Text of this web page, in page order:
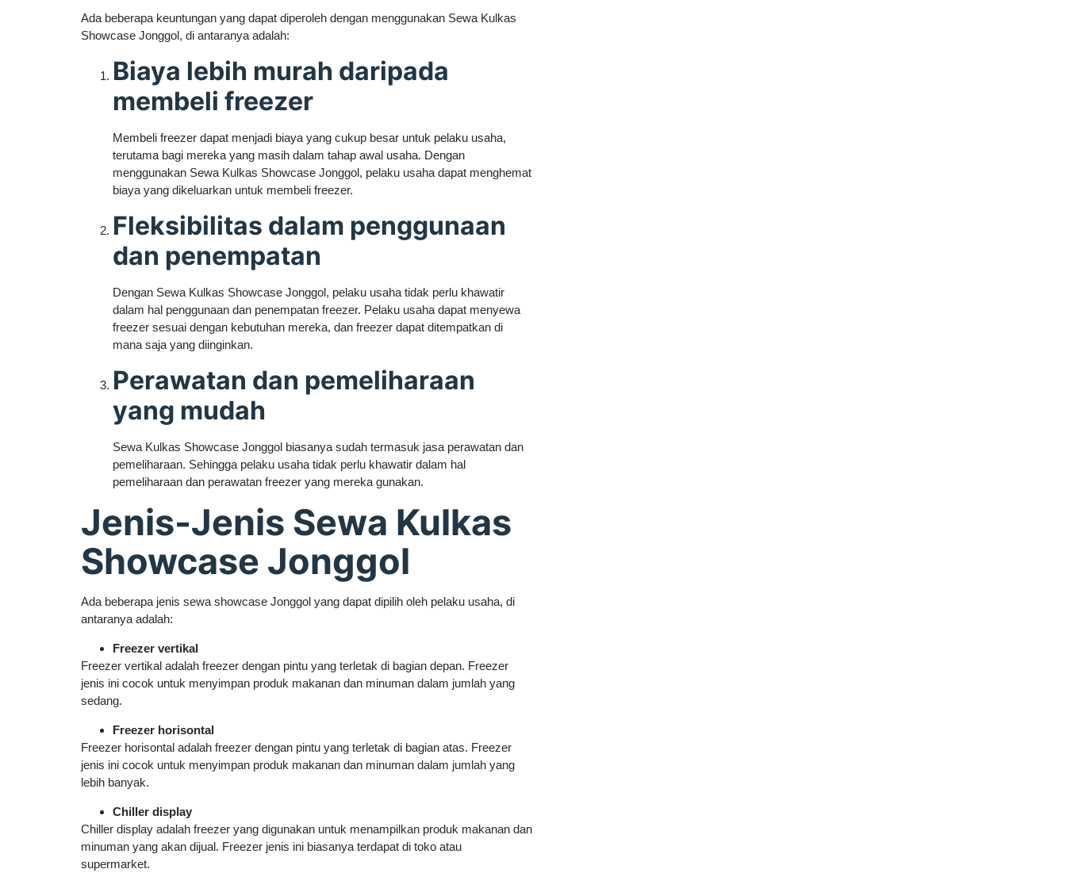
Ada beberapa keuntungan yang dapat diperoleh dengan menggunakan Sewa Kulkas
Showcase Jonggol, di antaranya adalah:
Biaya lebih murah daripada
membeli freezer
Membeli freezer dapat menjadi biaya yang cukup besar untuk pelaku usaha,
terutama bagi mereka yang masih dalam tahap awal usaha. Dengan
menggunakan Sewa Kulkas Showcase Jonggol, pelaku usaha dapat menghemat
biaya yang dikeluarkan untuk membeli freezer.
Fleksibilitas dalam penggunaan
dan penempatan
Dengan Sewa Kulkas Showcase Jonggol, pelaku usaha tidak perlu khawatir
dalam hal penggunaan dan penempatan freezer. Pelaku usaha dapat menyewa
freezer sesuai dengan kebutuhan mereka, dan freezer dapat ditempatkan di
mana saja yang diinginkan.
Perawatan dan pemeliharaan
yang mudah
Sewa Kulkas Showcase Jonggol biasanya sudah termasuk jasa perawatan dan
pemeliharaan. Sehingga pelaku usaha tidak perlu khawatir dalam hal
pemeliharaan dan perawatan freezer yang mereka gunakan.
Jenis-Jenis Sewa Kulkas
Showcase Jonggol
Ada beberapa jenis sewa showcase Jonggol yang dapat dipilih oleh pelaku usaha, di
antaranya adalah:
Freezer vertikal
Freezer vertikal adalah freezer dengan pintu yang terletak di bagian depan. Freezer
jenis ini cocok untuk menyimpan produk makanan dan minuman dalam jumlah yang
sedang.
Freezer horisontal
Freezer horisontal adalah freezer dengan pintu yang terletak di bagian atas. Freezer
jenis ini cocok untuk menyimpan produk makanan dan minuman dalam jumlah yang
lebih banyak.
Chiller display
Chiller display adalah freezer yang digunakan untuk menampilkan produk makanan dan
minuman yang akan dijual. Freezer jenis ini biasanya terdapat di toko atau
supermarket.